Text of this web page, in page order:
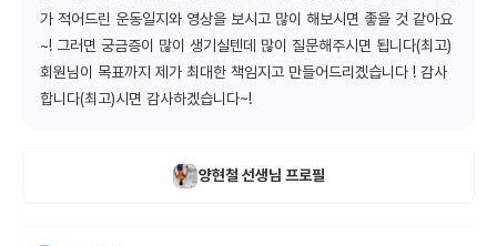
가 적어드린 운동일지와 영상을 보시고 많이 해보시면 좋을 것 같아요
~! 그러면 궁금증이 많이 생기실텐데 많이 질문해주시면 됩니다(최고)
회원님이 목표까지 제가 최대한 책임지고 만들어드리곘습니다 ! 감사
합니다(최고)시면 감사하겠습니다~!
양현철 선생님 프로필